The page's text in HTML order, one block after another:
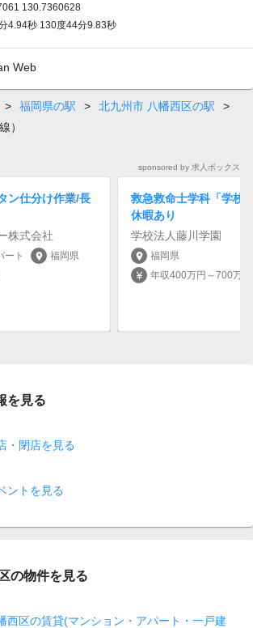
130.7360628
4.94秒 130度44分9.83秒
Web
> 福岡県の駅 > 北九州市 八幡西区の駅
>
）
sponsored by 求人ボックス
ン仕分け作業/長
株式会社
ート location_on 福岡県
救急救命士学科「学校
休暇あり
学校法人藤川学園
location_on 福岡県
currency_yen 年収400万円～700万円
を見る
・閉店を見る
ントを見る
の物件を見る
西区の賃貸(マンション・アパート・一戸建